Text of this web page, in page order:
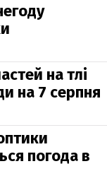
на тлі
на 7 серпня
погода в